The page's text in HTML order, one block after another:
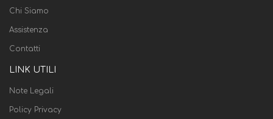
Chi Siamo
Assistenza
Contatti
LINK UTILI
Note Legali
Policy Privacy